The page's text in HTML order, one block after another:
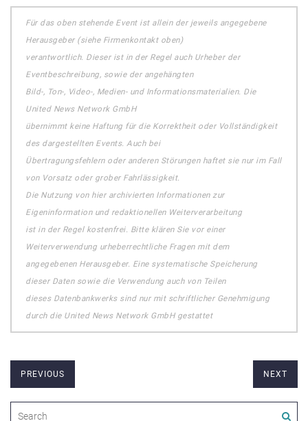
Für das oben stehende Event ist allein der jeweils angegebene
Herausgeber (siehe Firmenkontakt oben)
verantwortlich. Dieser ist in der Regel auch Urheber der
Eventbeschreibung, sowie der angehängten
Bild-, Ton-, Video-, Medien- und Informationsmaterialien. Die
United News Network GmbH
übernimmt keine Haftung für die Korrektheit oder Vollständigkeit
des dargestellten Events. Auch bei
Übertragungsfehlern oder anderen Störungen haftet sie nur im Fall
von Vorsatz oder grober Fahrlässigkeit.
Die Nutzung von hier archivierten Informationen zur
Eigeninformation und redaktionellen Weiterverarbeitung
ist in der Regel kostenfrei. Bitte klären Sie vor einer
Weiterverwendung urheberrechtliche Fragen mit dem
angegebenen Herausgeber. Eine systematische Speicherung
dieser Daten sowie die Verwendung auch von Teilen
dieses Datenbankwerks sind nur mit schriftlicher Genehmigung
durch die United News Network GmbH gestattet
PREVIOUS NEXT